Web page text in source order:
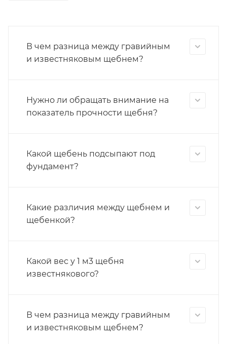
В чем разница между гравийным
и известняковым щебнем?
Нужно ли обращать внимание на
показатель прочности щебня?
Какой щебень подсыпают под
фундамент?
Какие различия между щебнем и
щебенкой?
Какой вес у 1 м3 щебня
известнякового?
В чем разница между гравийным
и известняковым щебнем?